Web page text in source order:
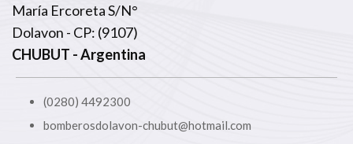
María Ercoreta S/N°
Dolavon - CP: (9107)
CHUBUT - Argentina
(0280) 4492300
bomberosdolavon-chubut@hotmail.com